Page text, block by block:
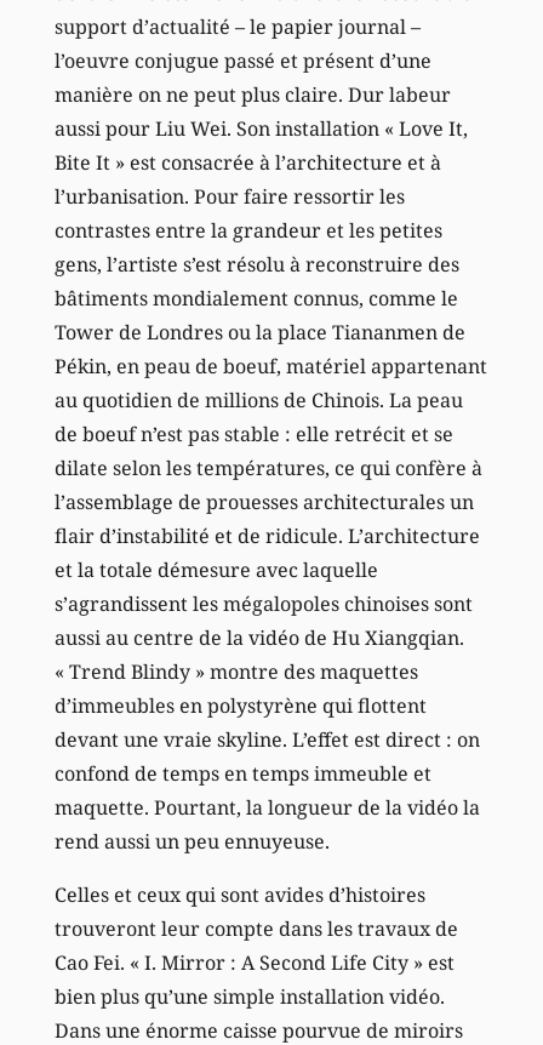
support d’actualité – le papier journal –
l’oeuvre conjugue passé et présent d’une
manière on ne peut plus claire. Dur labeur
aussi pour Liu Wei. Son installation « Love It,
Bite It » est consacrée à l’architecture et à
l’urbanisation. Pour faire ressortir les
contrastes entre la grandeur et les petites
gens, l’artiste s’est résolu à reconstruire des
bâtiments mondialement connus, comme le
Tower de Londres ou la place Tiananmen de
Pékin, en peau de boeuf, matériel appartenant
au quotidien de millions de Chinois. La peau
de boeuf n’est pas stable : elle retrécit et se
dilate selon les températures, ce qui confère à
l’assemblage de prouesses architecturales un
flair d’instabilité et de ridicule. L’architecture
et la totale démesure avec laquelle
s’agrandissent les mégalopoles chinoises sont
aussi au centre de la vidéo de Hu Xiangqian.
« Trend Blindy » montre des maquettes
d’immeubles en polystyrène qui flottent
devant une vraie skyline. L’effet est direct : on
confond de temps en temps immeuble et
maquette. Pourtant, la longueur de la vidéo la
rend aussi un peu ennuyeuse.
Celles et ceux qui sont avides d’histoires
trouveront leur compte dans les travaux de
Cao Fei. « I. Mirror : A Second Life City » est
bien plus qu’une simple installation vidéo.
Dans une énorme caisse pourvue de miroirs